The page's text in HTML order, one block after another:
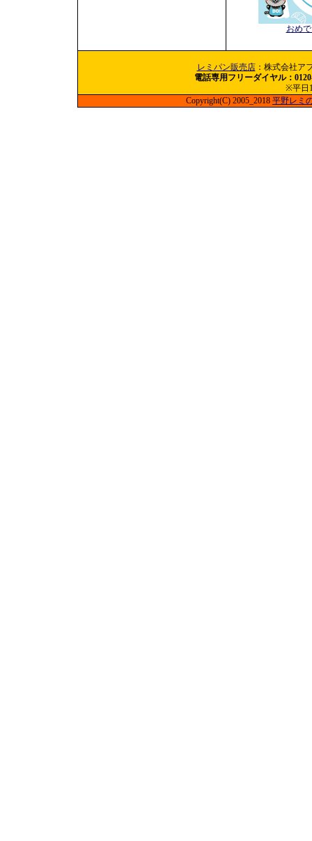
おめ
レミパン販売店：株式会社ア
電話専用フリーダイヤル：
※平日
Copyright(C) 2005_2018 平野レミ